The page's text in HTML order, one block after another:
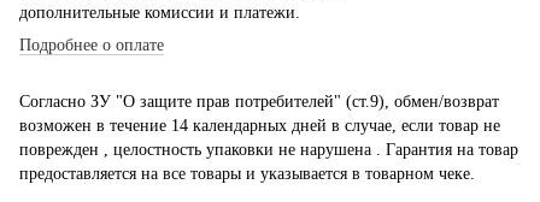
дополнительные комиссии и платежи.
Подробнее о оплате
Согласно ЗУ "О защите прав потребителей" (ст.9), обмен/возврат
возможен в течение 14 календарных дней в случае, если товар не
поврежден , целостность упаковки не нарушена . Гарантия на товар
предоставляется на все товары и указывается в товарном чеке.